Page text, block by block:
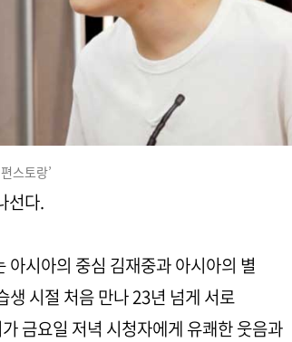
스토랑’
선다.
아시아의 중심 김재중과 아시아의 별
생 시절 처음 만나 23년 넘게 서로
금요일 저녁 시청자에게 유쾌한 웃음과